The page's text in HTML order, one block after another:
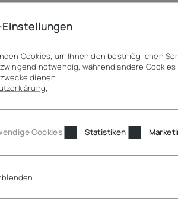
2 Ebenen-Profil H4050-0302
Cookies, um Ihnen den bestmöglichen
notwendig, während andere
dienen.
Cookies Statistiken